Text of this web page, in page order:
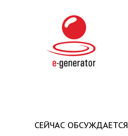
СЕЙЧАС ОБСУЖДАЕТСЯ